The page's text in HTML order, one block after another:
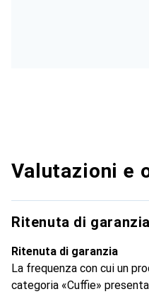
Valutazioni e
Ritenuta di
Ritenuta di garanzia
La frequenza con cui un
categoria «Cuffie»